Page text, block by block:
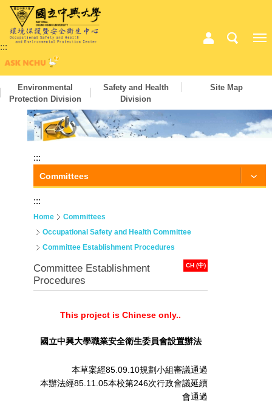
:::
Environmental
Protection Division
Safety and Health
Division
Site Map
:::
Committees
:::
Home
Committees
Occupational Safety and Health Committee
Committee Establishment Procedures
CH (中)
Committee Establishment
Procedures
This project is Chinese only..
國立中興大學職業安全衛生委員會設置辦法
本草案經85.09.10規劃小組審議通過
本辦法經85.11.05本校第246次行政會議延續
會通過